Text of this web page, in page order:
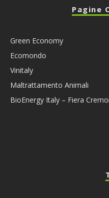
Pagine
Green Economy
Ecomondo
Vinitaly
Maltrattamento Animali
BioEnergy Italy – Fiera